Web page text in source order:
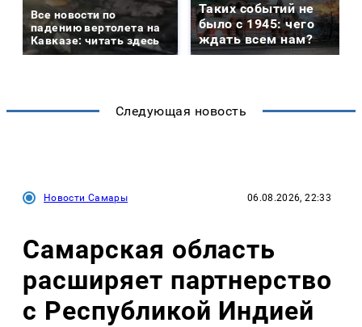
Все новости по
падению вертолета на
Кавказе: читать здесь
Таких событий не
было с 1945: чего
ждать всем нам?
Следующая новость
Новости Самары 06.08.2026, 22:33
Самарская область
расширяет партнерство
с Республикой Индией